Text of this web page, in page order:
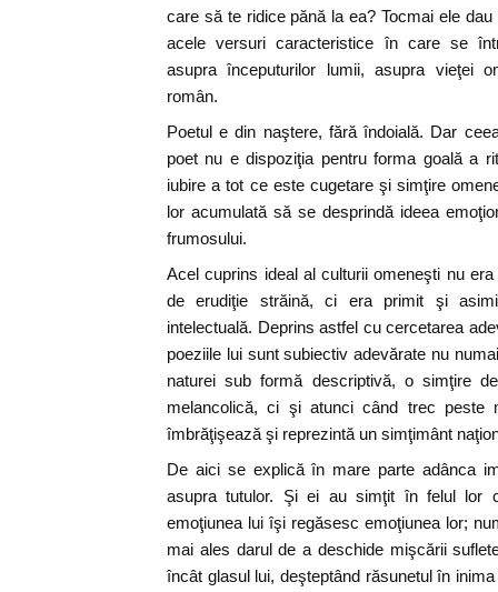
care să te ridice pănă la ea? Tocmai ele
acele versuri caracteristice în care se
asupra începuturilor lumii, asupra vieţei
român.
Poetul e din naştere, fără îndoială. Dar
poet nu e dispoziţia pentru forma goală a
iubire a tot ce este cugetare şi simţire
lor acumulată să se desprindă ideea
frumosului.
Acel cuprins ideal al culturii omeneşti nu
de erudiţie străină, ci era primit şi
intelectuală. Deprins astfel cu cercetarea
poeziile lui sunt subiectiv adevărate nu
naturei sub formă descriptivă, o simţire
melancolică, ci şi atunci când trec peste
îmbrăţişează şi reprezintă un simţimânt
De aici se explică în mare parte adânca
asupra tutulor. Şi ei au simţit în felul lor
emoţiunea lui îşi regăsesc emoţiunea lor;
mai ales darul de a deschide mişcării
încât glasul lui, deşteptând răsunetul în